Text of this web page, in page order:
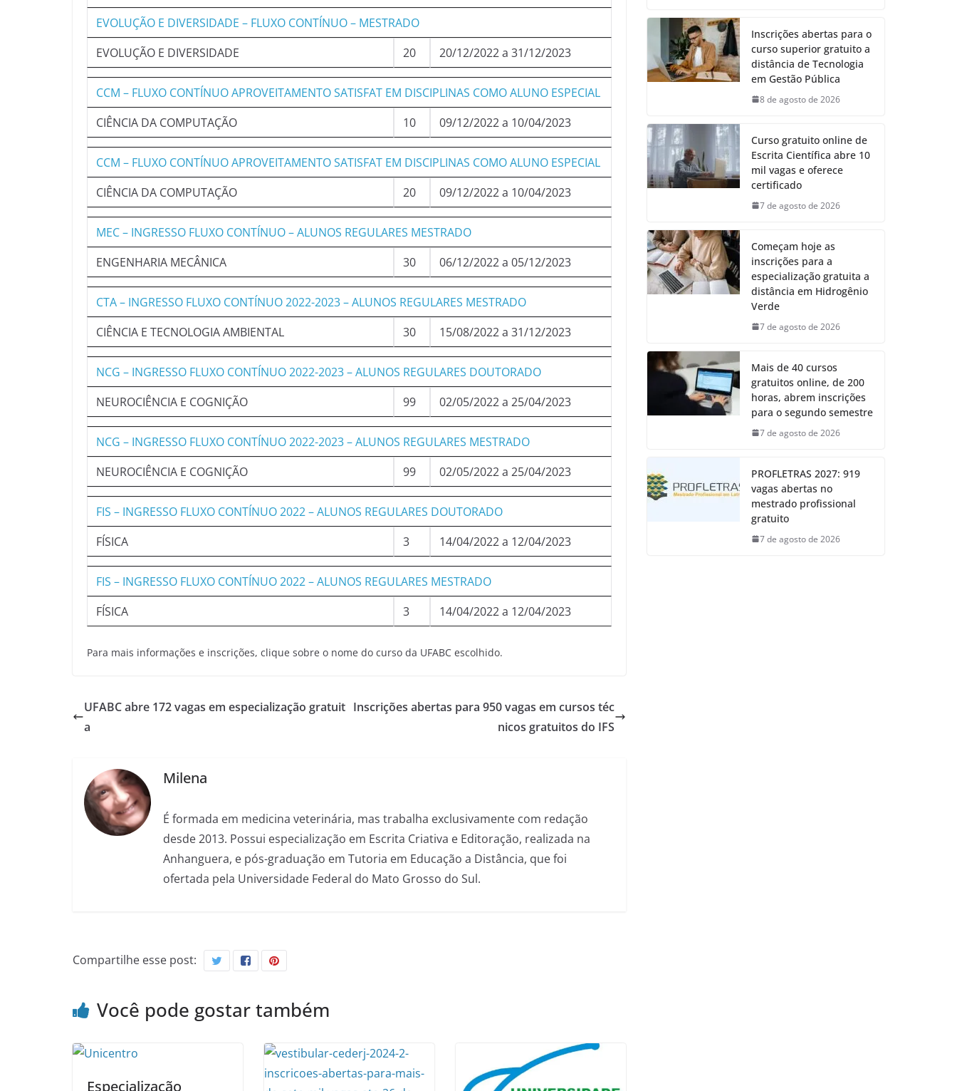
EVOLUÇÃO E DIVERSIDADE – FLUXO CONTÍNUO – MESTRADO
EVOLUÇÃO E DIVERSIDADE
20 20/12/2022 a 31/12/2023
CCM – FLUXO CONTÍNUO APROVEITAMENTO SATISFAT EM DISCIPLINAS COMO ALUNO ESPECIAL
CIÊNCIA DA COMPUTAÇÃO
10 09/12/2022 a 10/04/2023
CCM – FLUXO CONTÍNUO APROVEITAMENTO SATISFAT EM DISCIPLINAS COMO ALUNO ESPECIAL
CIÊNCIA DA COMPUTAÇÃO
20 09/12/2022 a 10/04/2023
MEC – INGRESSO FLUXO CONTÍNUO – ALUNOS REGULARES MESTRADO
ENGENHARIA MECÂNICA
30 06/12/2022 a 05/12/2023
CTA – INGRESSO FLUXO CONTÍNUO 2022-2023 – ALUNOS REGULARES MESTRADO
CIÊNCIA E TECNOLOGIA AMBIENTAL
30 15/08/2022 a 31/12/2023
NCG – INGRESSO FLUXO CONTÍNUO 2022-2023 – ALUNOS REGULARES DOUTORADO
NEUROCIÊNCIA E COGNIÇÃO
99 02/05/2022 a 25/04/2023
NCG – INGRESSO FLUXO CONTÍNUO 2022-2023 – ALUNOS REGULARES MESTRADO
NEUROCIÊNCIA E COGNIÇÃO
99 02/05/2022 a 25/04/2023
FIS – INGRESSO FLUXO CONTÍNUO 2022 – ALUNOS REGULARES DOUTORADO
FÍSICA
3 14/04/2022 a 12/04/2023
FIS – INGRESSO FLUXO CONTÍNUO 2022 – ALUNOS REGULARES MESTRADO
FÍSICA
3 14/04/2022 a 12/04/2023
Para mais informações e inscrições, clique sobre o nome do curso da UFABC escolhido.
UFABC abre 172 vagas em especialização gratuit
a
Inscrições abertas para 950 vagas em cursos téc
nicos gratuitos do IFS
Milena
É formada em medicina veterinária, mas trabalha exclusivamente com redação
desde 2013. Possui especialização em Escrita Criativa e Editoração, realizada na
Anhanguera, e pós-graduação em Tutoria em Educação a Distância, que foi
ofertada pela Universidade Federal do Mato Grosso do Sul.
Compartilhe esse post:
Você pode gostar também
Especialização
Inscrições abertas para o
curso superior gratuito a
distância de Tecnologia
em Gestão Pública
8 de agosto de 2026
Curso gratuito online de
Escrita Científica abre 10
mil vagas e oferece
certificado
7 de agosto de 2026
Começam hoje as
inscrições para a
especialização gratuita a
distância em Hidrogênio
Verde
7 de agosto de 2026
Mais de 40 cursos
gratuitos online, de 200
horas, abrem inscrições
para o segundo semestre
7 de agosto de 2026
PROFLETRAS 2027: 919
vagas abertas no
mestrado profissional
gratuito
7 de agosto de 2026